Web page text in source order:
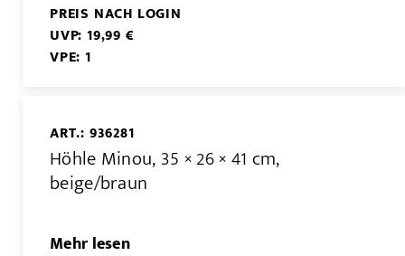
PREIS NACH LOGIN
UVP: 19,99 €
VPE: 1
ART.: 936281
Höhle Minou, 35 × 26 × 41 cm,
beige/braun
Mehr lesen